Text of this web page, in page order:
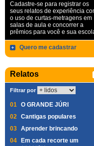
Cadastre-se para registrar os
seus relatos de experiência
o uso de curtas-metragens em
salas de aula e concorrer a
prêmios para você e sua
Quero me cadastrar
Relatos
Filtrar por
01 O GRANDE JÚRI
02 Cantigas populares
03 Aprender brincando
04
Em cada recorte um